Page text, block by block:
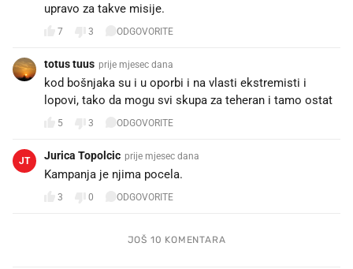
upravo za takve misije.
7 3 ODGOVORITE
totus tuus prije mjesec dana
kod bošnjaka su i u oporbi i na vlasti ekstremisti i
lopovi, tako da mogu svi skupa za teheran i tamo ostat
5 3 ODGOVORITE
JT Jurica Topolcic prije mjesec dana
Kampanja je njima pocela.
3 0 ODGOVORITE
JOŠ 10 KOMENTARA